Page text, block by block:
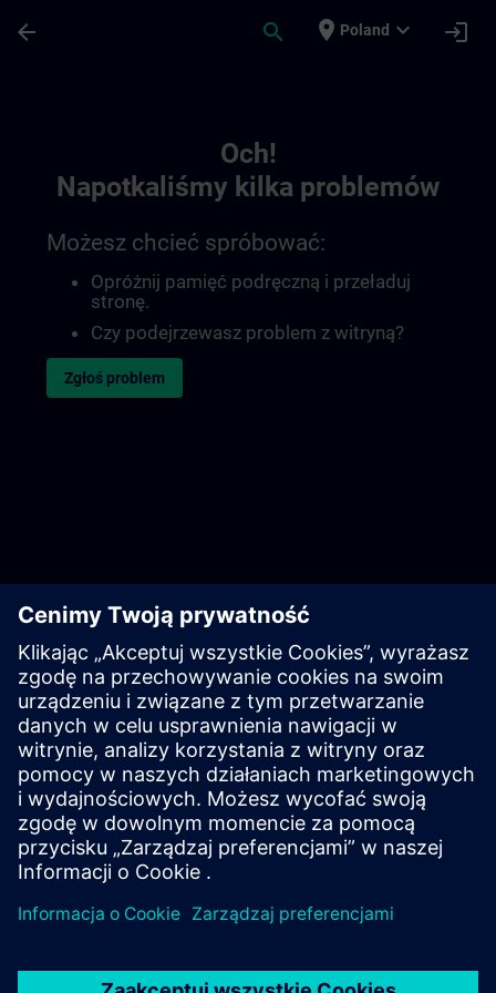
arrow_back search place Poland expand_more login
Och!
Napotkaliśmy kilka problemów
Możesz chcieć spróbować:
Opróżnij pamięć podręczną i przeładuj
stronę.
Czy podejrzewasz problem z witryną?
Zgłoś problem